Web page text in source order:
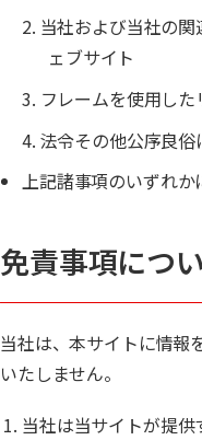
2. 当社および当社の
ェブサイト
3. フレームを使用し
4. 法令その他公序良
上記諸事項のいずれか
免責事項につ
当社は、本サイトに情報
いたしません。
当社は当サイトが提